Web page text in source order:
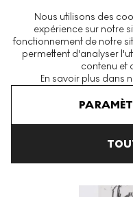
Nous utilisons des
expérience sur notre
fonctionnement de notre
permettent d'analyser
contenu et
En savoir plus dans
La plus grande
Frank